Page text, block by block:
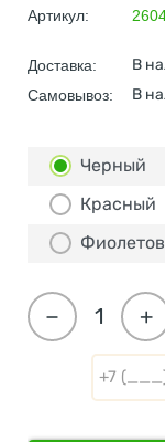
Артикул:
Доставка: В
Самовывоз: В
Черный
Красный
+
−